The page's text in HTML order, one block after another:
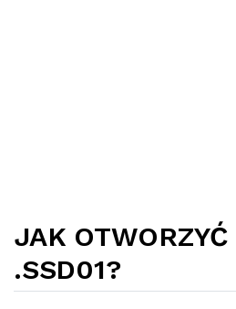
JAK
.SSD01?